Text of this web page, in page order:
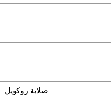
صلابة روكويل